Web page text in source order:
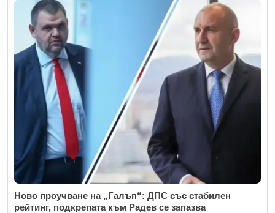
Ново проучване на „Галъп“: ДПС със стабилен
рейтинг, подкрепата към Радев се запазва